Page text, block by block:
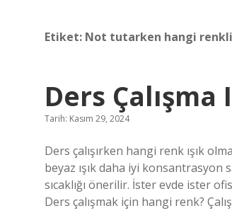
Etiket: Not tutarken hangi
Ders Çalışma
Tarih: Kasım 29, 2024
Ders çalışırken hangi renk ışık
beyaz ışık daha iyi konsantrasyon
sıcaklığı önerilir. İster evde ister
Ders çalışmak için hangi renk?